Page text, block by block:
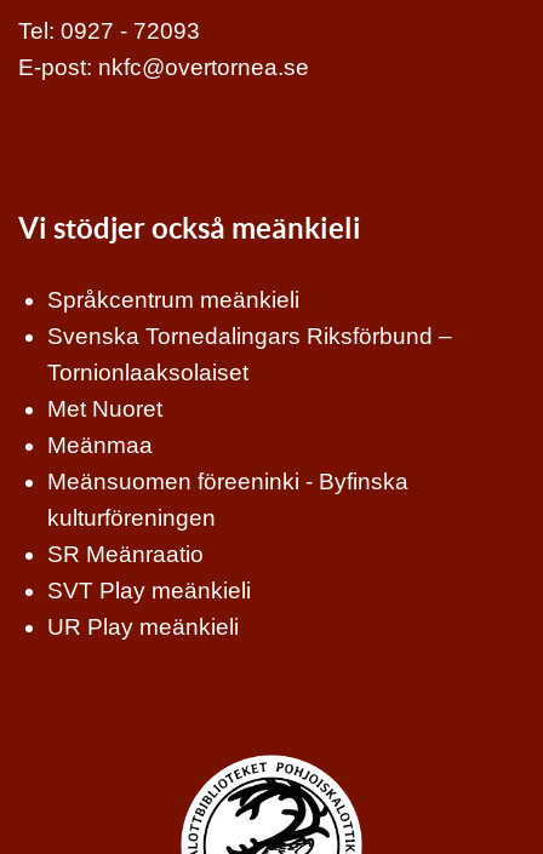
Tel: 0927 - 72093
E-post: nkfc@overtornea.se
Vi stödjer också meänkieli
Språkcentrum meänkieli
Svenska Tornedalingars Riksförbund –
Tornionlaaksolaiset
Met Nuoret
Meänmaa
Meänsuomen föreeninki - Byfinska
kulturföreningen
SR Meänraatio
SVT Play meänkieli
UR Play meänkieli